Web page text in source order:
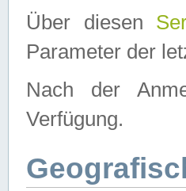
Über diesen
Parameter der
Nach der
Verfügung.